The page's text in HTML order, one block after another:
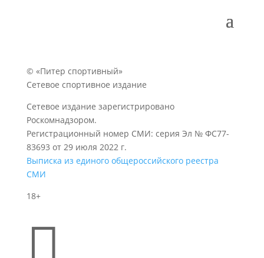
© «Питер спортивный»
Сетевое спортивное издание
Сетевое издание зарегистрировано
Роскомнадзором.
Регистрационный номер СМИ: серия Эл № ФС77-
83693 от 29 июля 2022 г.
Выписка из единого общероссийского реестра
СМИ
18+